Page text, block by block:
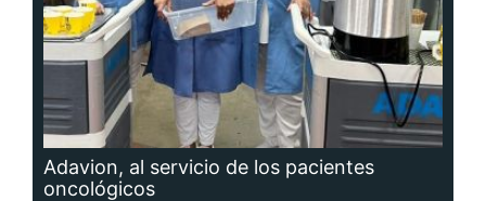
Adavion, al servicio de los pacientes
oncológicos